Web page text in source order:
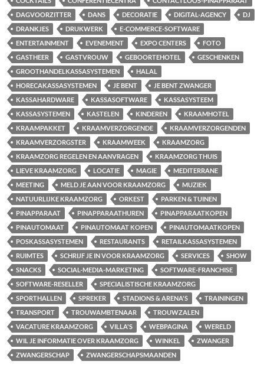
DAGVOORZITTER
DANS DECORATIE DIGITAL-AGENCY
DJ
DRANKJES
DRUKWERK
E-COMMERCE-SOFTWARE
ENTERTAINMENT
EVENEMENT EXPO CENTERS
FOTO
GASTHEER
GASTVROUW GEBOORTEHOTEL
GESCHENKEN
GROOTHANDELKASSASYSTEMEN
HALAL
HORECAKASSASYSTEMEN
JE BENT
JE BENT ZWANGER
KASSAHARDWARE
KASSASOFTWARE
KASSASYSTEEM
KASSASYSTEMEN
KASTELEN KINDEREN
KRAAMHOTEL
KRAAMPAKKET
KRAAMVERZORGENDE
KRAAMVERZORGENDEN
KRAAMVERZORGSTER
KRAAMWEEK
KRAAMZORG
KRAAMZORG REGELEN EN AANVRAGEN
KRAAMZORG THUIS
LIEVE KRAAMZORG
LOCATIE MAGIE
MEDITERRANE
MEETING
MELD JE AAN VOOR KRAAMZORG
MUZIEK
NATUURLIJKE KRAAMZORG
ORKEST
PARKEN & TUINEN
PINAPPARAAT
PINAPPARAATHUREN
PINAPPARAATKOPEN
PINAUTOMAAT
PINAUTOMAAT KOPEN
PINAUTOMAATKOPEN
POSKASSASYSTEMEN
RESTAURANTS
RETAILKASSASYSTEMEN
RUIMTES
SCHRIJF JE IN VOOR KRAAMZORG SERVICES
SHOW
SNACKS
SOCIAL-MEDIA-MARKETING
SOFTWARE-FRANCHISE
SOFTWARE-RESELLER
SPECIALISTISCHE KRAAMZORG
SPORTHALLEN
SPREKER STADIONS & ARENA'S
TRAININGEN
TRANSPORT
TROUWAMBTENAAR
TROUWZALEN
VACATURE KRAAMZORG
VILLA'S WEBPAGINA
WERELD
WIL JE INFORMATIE OVER KRAAMZORG
WINKEL
ZWANGER
ZWANGERSCHAP
ZWANGERSCHAPSMAANDEN